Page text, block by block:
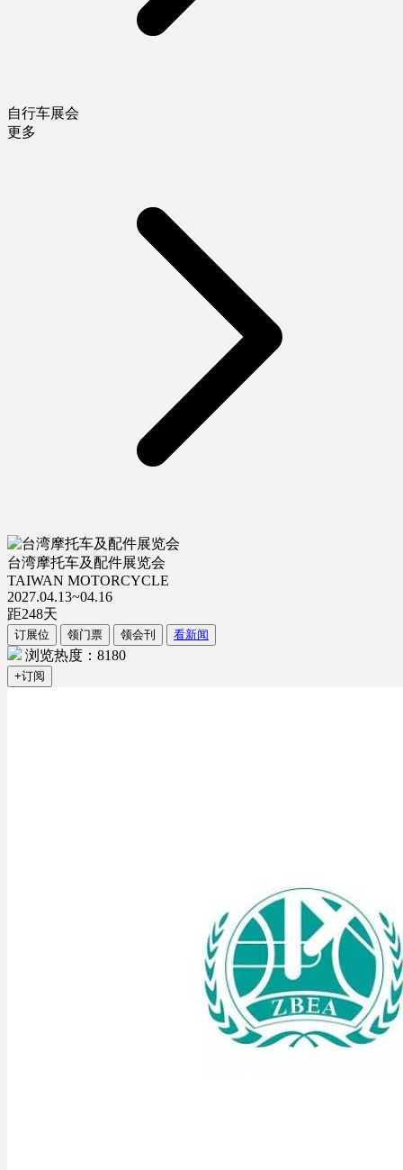
自行车展会
更多
台湾摩托车及配件展览会
TAIWAN MOTORCYCLE
2027.04.13~04.16
距248天
订展位 领门票 领会刊 看新闻
浏览热度：8180
+订阅